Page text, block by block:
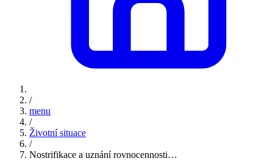
/
menu
/
Životní situace
/
Nostrifikace a uznání rovnocennosti…